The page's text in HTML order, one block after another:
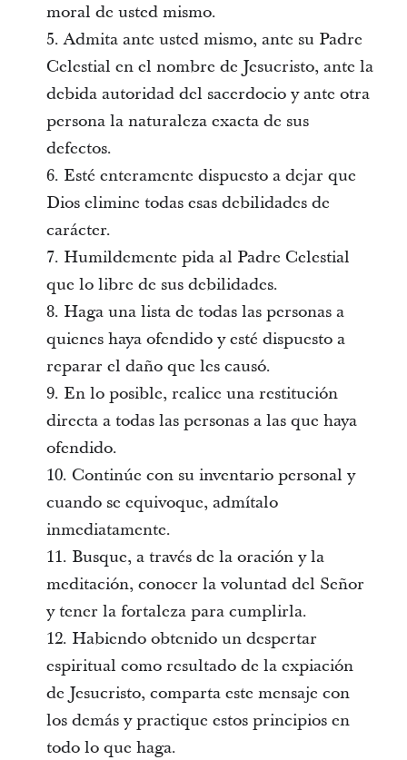
moral de usted mismo.
5. Admita ante usted mismo, ante su Padre
Celestial en el nombre de Jesucristo, ante la
debida autoridad del sacerdocio y ante otra
persona la naturaleza exacta de sus
defectos.
6. Esté enteramente dispuesto a dejar que
Dios elimine todas esas debilidades de
carácter.
7. Humildemente pida al Padre Celestial
que lo libre de sus debilidades.
8. Haga una lista de todas las personas a
quienes haya ofendido y esté dispuesto a
reparar el daño que les causó.
9. En lo posible, realice una restitución
directa a todas las personas a las que haya
ofendido.
10. Continúe con su inventario personal y
cuando se equivoque, admítalo
inmediatamente.
11. Busque, a través de la oración y la
meditación, conocer la voluntad del Señor
y tener la fortaleza para cumplirla.
12. Habiendo obtenido un despertar
espiritual como resultado de la expiación
de Jesucristo, comparta este mensaje con
los demás y practique estos principios en
todo lo que haga.